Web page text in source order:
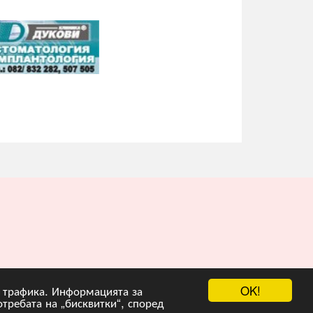
OK!
трафика. Информацията за
на „бисквитки“, според
:Гейт.БГ